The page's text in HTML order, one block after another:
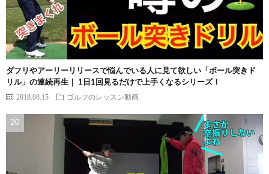
ダフリやアーリーリリースで悩んでいる人に見て欲しい「ボール突きド
リル」の連続再生｜ 1日1回見るだけで上手くなるシリーズ！
2018.08.15 ゴルフのレッスン動画